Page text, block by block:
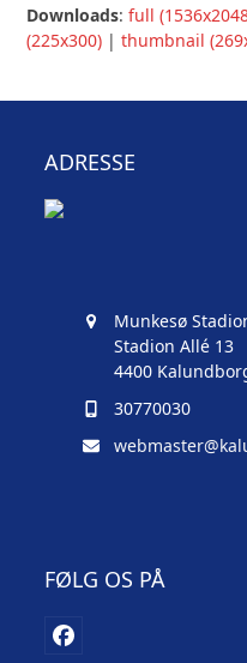
Downloads:full
(225x300) |thumbnail
ADRESSE
Munkesø
Stadion Allé 13
4400
30770030
FØLG OS PÅ
Facebook